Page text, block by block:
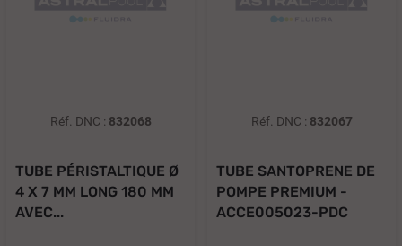
Réf. DNC : 832068
TUBE PÉRISTALTIQUE Ø
4 X 7 MM LONG 180 MM
AVEC...
Réf. DNC : 832067
TUBE SANTOPRENE DE
POMPE PREMIUM -
ACCE005023-PDC